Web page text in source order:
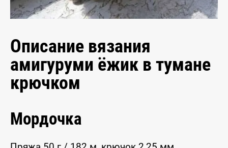
Описание вязания
амигуруми ёжик в тумане
крючком
Мордочка